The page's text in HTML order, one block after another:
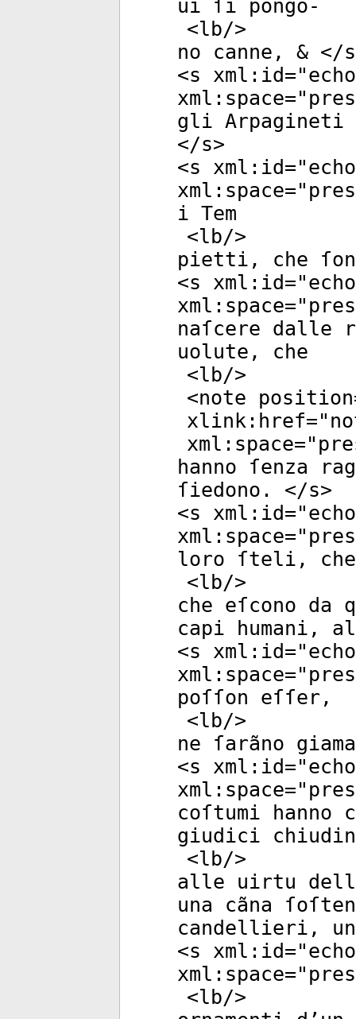
ui ſi pongo-
<lb/>
no canne, & </s
<s xml:id="
xml:space="
gli Arpagineti
</s>
<s xml:id="
xml:space="
i Tem
<lb/>
pietti, che
<s xml:id="
xml:space="
naſcere
uolute, che
<lb/>
<note position
xlink:href="
xml:space="
hanno ſenza
ſiedono. </s>
<s xml:id="
xml:space="
loro ſteli, che
<lb/>
che eſcono
capi humani,
<s xml:id="
xml:space="
poſſon eſſer,
<lb/>
ne ſarãno
<s xml:id="
xml:space="
coſtumi
giudici
<lb/>
alle uirtu
una cãna
candellieri,
<s xml:id="
xml:space="
<lb/>